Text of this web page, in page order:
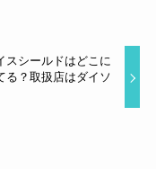
スシールドはどこに
る？取扱店はダイソ